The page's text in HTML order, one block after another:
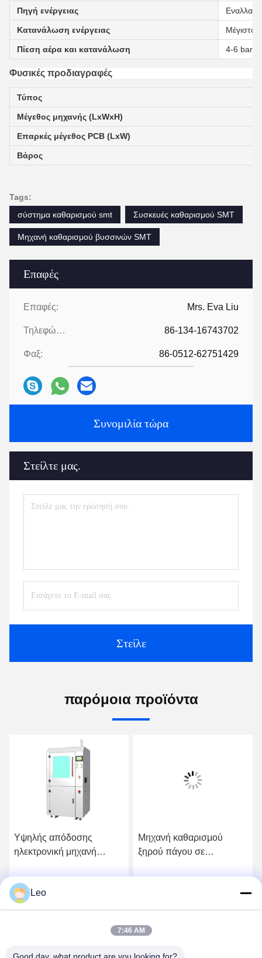
Επαφές
Επαφές: Mrs. Eva Liu
Τηλεφώνημα: 86-134-16743702
Φαξ: 86-0512-62751429
Συνομιλία τώρα
Στείλτε μας.
Στείλε
Πηγή ενέργειας
Κατανάλωση ενέργειας Μέγιστο
Πίεση αέρα και κατανάλωση 4-6 bar,
Φυσικές προδιαγραφές
Τύπος
Μέγεθος μηχανής (LxWxH)
Επαρκές μέγεθος PCB (LxW)
Βάρος
Tags:
σύστημα καθαρισμού smt
Συσκευές καθαρισμού SMT
Μηχανή καθαρισμού βυσσινών SMT
παρόμοια προϊόντα
Υψηλής απόδοσης
ηλεκτρονική μηχανή
με μη ακαθαρτικό
καθαρισμόΛάβετε την Καλύτερη
Μηχανή καθαρισμού
ξηρού πάγου σε
αβραστικό καθαρισμό
απόβλητα και
Hopper
Λάβετε την Καλύτερη
Leo
7:46 AM